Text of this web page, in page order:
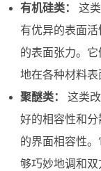
有机硅类：
这
有优异的表面
的表面张力。它
地在各种材料表
聚醚类：
这类
好的相容性和
的界面相容性。
够巧妙地调和双